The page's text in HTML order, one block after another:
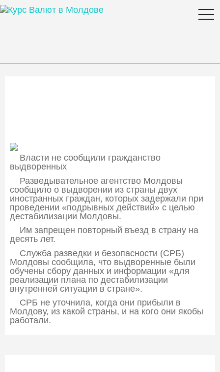
Власти не сообщили гражданство
выдворенных
Разведывательное агентство Молдовы
сообщило о выдворении из страны двух
иностранных граждан, которых задержали при
проведении «подрывных действий» с целью
дестабилизации Молдовы.
Им запрещен повторный въезд в страну на
десять лет.
Служба разведки и безопасности (СРБ)
Молдовы сообщила, что выдворенные были
обучены сбору данных и информации «для
реализации плана по дестабилизации
внутренней ситуации в стране».
СРБ не уточнила, когда они прибыли в
Молдову, из какой страны, и на кого они якобы
работали.